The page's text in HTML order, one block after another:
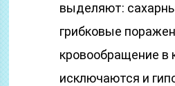
выделяют:
грибковые
кровообращение в
исключаются и